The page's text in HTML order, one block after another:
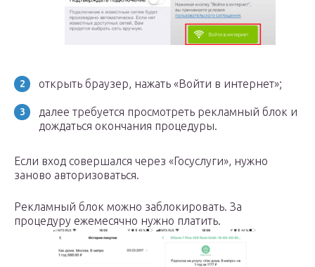
открыть браузер, нажать «Войти в интернет»;
далее требуется просмотреть рекламный блок и
дождаться окончания процедуры.
Если вход совершался через «Госуслуги», нужно
заново авторизоваться.
Рекламный блок можно заблокировать. За
процедуру ежемесячно нужно платить.